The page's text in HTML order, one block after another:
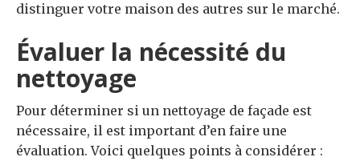
distinguer votre maison des autres sur le marché.
Évaluer la nécessité du
nettoyage
Pour déterminer si un nettoyage de façade est
nécessaire, il est important d’en faire une
évaluation. Voici quelques points à considérer :